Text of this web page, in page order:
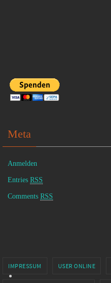
Meta
Anmelden
Entries RSS
Comments RSS
IMPRESSUM USER ONLINE